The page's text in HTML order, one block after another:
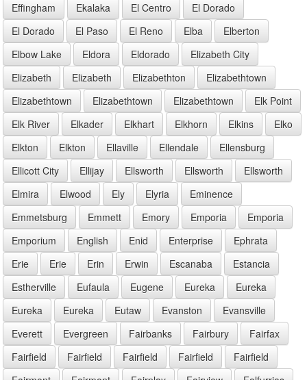
Effingham
Ekalaka El Centro
El Dorado
El Dorado
El Paso El Reno Elba
Elberton
Elbow Lake
Eldora Eldorado
Elizabeth City
Elizabeth
Elizabeth Elizabethton
Elizabethtown
Elizabethtown
Elizabethtown Elizabethtown
Elk Point
Elk River
Elkader Elkhart Elkhorn Elkins
Elko
Elkton
Elkton Ellaville Ellendale
Ellensburg
Ellicott City
Ellijay Ellsworth Ellsworth
Ellsworth
Elmira
Elwood Ely Elyria
Eminence
Emmetsburg
Emmett Emory Emporia
Emporia
Emporium
English Enid Enterprise
Ephrata
Erie
Erie Erin Erwin Escanaba
Estancia
Estherville
Eufaula Eugene Eureka
Eureka
Eureka
Eureka Eutaw Evanston
Evansville
Everett
Evergreen Fairbanks Fairbury
Fairfax
Fairfield
Fairfield Fairfield Fairfield
Fairfield